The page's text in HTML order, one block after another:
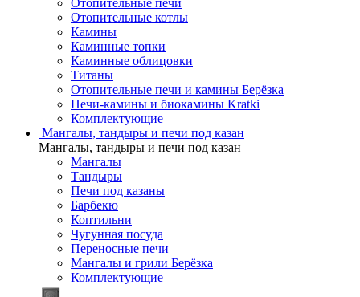
Отопительные печи
Отопительные котлы
Камины
Каминные топки
Каминные облицовки
Титаны
Отопительные печи и камины Берёзка
Печи-камины и биокамины Kratki
Комплектующие
Мангалы, тандыры и печи под казан
Мангалы, тандыры и печи под казан
Мангалы
Тандыры
Печи под казаны
Барбекю
Коптильни
Чугунная посуда
Переносные печи
Мангалы и грили Берёзка
Комплектующие